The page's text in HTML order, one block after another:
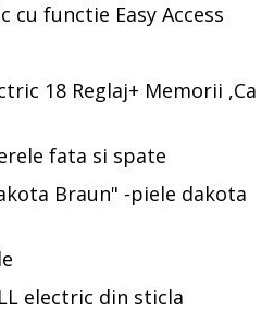
cu functie Easy Access
18 Reglaj+ Memorii ,Ca
fata si spate
Braun" -piele dakota
electric din sticla